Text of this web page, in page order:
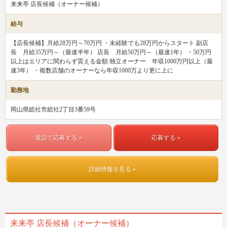
来来亭 店長候補（オーナー候補）
給与
【店長候補】月給28万円～70万円 ・未経験でも28万円からスタート 副店
長 月給35万円～（最速半年） 店長 月給50万円～（最速1年） ・50万円
以上はエリアに関わらず貰える金額 独立オーナー 年収1000万円以上（最
速3年） ・複数店舗のオーナーなら年収1000万より更に上に
勤務地
岡山県総社市総社2丁目3番59号
電話で応募する » 応募する »
詳細情報を見る »
来来亭 店長候補（オーナー候補）